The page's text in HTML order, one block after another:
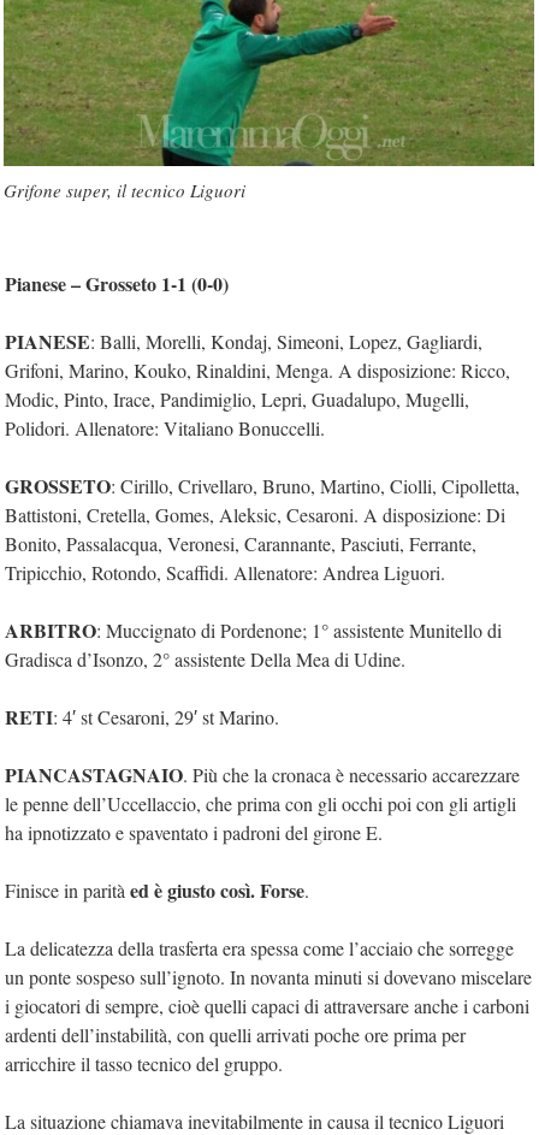
Grifone super, il tecnico Liguori
Pianese – Grosseto 1-1 (0-0)
PIANESE: Balli, Morelli, Kondaj, Simeoni, Lopez, Gagliardi,
Grifoni, Marino, Kouko, Rinaldini, Menga. A disposizione: Ricco,
Modic, Pinto, Irace, Pandimiglio, Lepri, Guadalupo, Mugelli,
Polidori. Allenatore: Vitaliano Bonuccelli.
GROSSETO: Cirillo, Crivellaro, Bruno, Martino, Ciolli, Cipolletta,
Battistoni, Cretella, Gomes, Aleksic, Cesaroni. A disposizione: Di
Bonito, Passalacqua, Veronesi, Carannante, Pasciuti, Ferrante,
Tripicchio, Rotondo, Scaffidi. Allenatore: Andrea Liguori.
ARBITRO: Muccignato di Pordenone; 1° assistente Munitello di
Gradisca d’Isonzo, 2° assistente Della Mea di Udine.
RETI: 4′ st Cesaroni, 29′ st Marino.
PIANCASTAGNAIO. Più che la cronaca è necessario accarezzare
le penne dell’Uccellaccio, che prima con gli occhi poi con gli artigli
ha ipnotizzato e spaventato i padroni del girone E.
Finisce in parità ed è giusto così. Forse.
La delicatezza della trasferta era spessa come l’acciaio che sorregge
un ponte sospeso sull’ignoto. In novanta minuti si dovevano miscelare
i giocatori di sempre, cioè quelli capaci di attraversare anche i carboni
ardenti dell’instabilità, con quelli arrivati poche ore prima per
arricchire il tasso tecnico del gruppo.
La situazione chiamava inevitabilmente in causa il tecnico Liguori